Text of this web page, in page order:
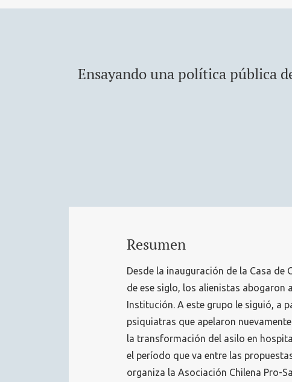
Ensayando una política pública
Resumen
Desde la inauguración de la Casa
de ese siglo, los alienistas abogaron
Institución. A este grupo le siguió, a
psiquiatras que apelaron
la transformación del asilo en
el período que va entre las
organiza la Asociación Chilena Pro-